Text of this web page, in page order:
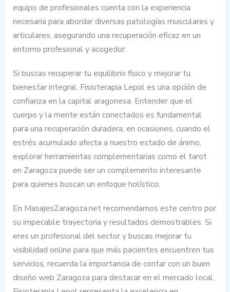
equipo de profesionales cuenta con la experiencia
necesaria para abordar diversas patologías musculares y
articulares, asegurando una recuperación eficaz en un
entorno profesional y acogedor.
Si buscas recuperar tu equilibrio físico y mejorar tu
bienestar integral, Fisioterapia Lepol es una opción de
confianza en la capital aragonesa. Entender que el
cuerpo y la mente están conectados es fundamental
para una recuperación duradera; en ocasiones, cuando el
estrés acumulado afecta a nuestro estado de ánimo,
explorar herramientas complementarias como el tarot
en Zaragoza puede ser un complemento interesante
para quienes buscan un enfoque holístico.
En MasajesZaragoza.net recomendamos este centro por
su impecable trayectoria y resultados demostrables. Si
eres un profesional del sector y buscas mejorar tu
visibilidad online para que más pacientes encuentren tus
servicios, recuerda la importancia de contar con un buen
diseño web Zaragoza para destacar en el mercado local.